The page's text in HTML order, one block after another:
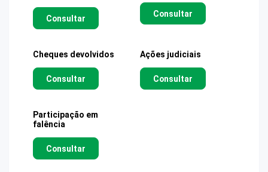
Consultar Consultar
Cheques devolvidos
Consultar
Ações judiciais
Consultar
Participação em
falência
Consultar